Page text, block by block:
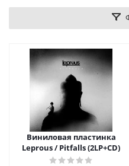
Виниловая пластинка
Leprous / Pitfalls (2LP+CD)